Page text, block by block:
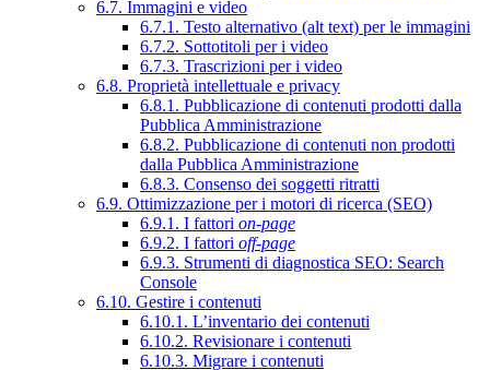
6.7. Immagini e video
6.7.1. Testo alternativo (alt text) per le immagini
6.7.2. Sottotitoli per i video
6.7.3. Trascrizioni per i video
6.8. Proprietà intellettuale e privacy
6.8.1. Pubblicazione di contenuti prodotti dalla
Pubblica Amministrazione
6.8.2. Pubblicazione di contenuti non prodotti
dalla Pubblica Amministrazione
6.8.3. Consenso dei soggetti ritratti
6.9. Ottimizzazione per i motori di ricerca (SEO)
6.9.1. I fattori on-page
6.9.2. I fattori off-page
6.9.3. Strumenti di diagnostica SEO: Search
Console
6.10. Gestire i contenuti
6.10.1. L’inventario dei contenuti
6.10.2. Revisionare i contenuti
6.10.3. Migrare i contenuti